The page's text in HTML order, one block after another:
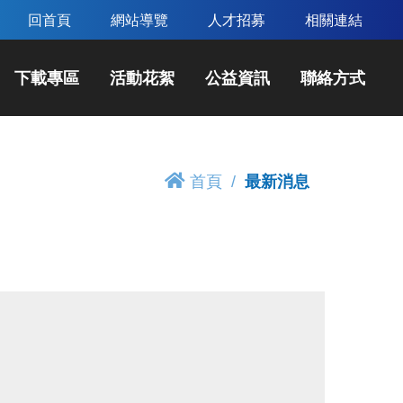
回首頁 網站導覽 人才招募 相關連結
下載專區 活動花絮 公益資訊 聯絡方式
首頁 最新消息